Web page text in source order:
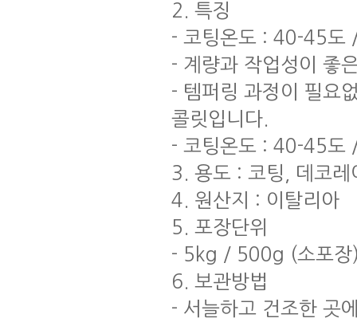
2. 특징
- 코팅온도 : 40-45도
- 계량과 작업성이 좋
- 템퍼링 과정이 필요
콜릿입니다.
- 코팅온도 : 40-45도
3. 용도 : 코팅, 데코레
4. 원산지 : 이탈리아
5. 포장단위
- 5kg / 500g (소포장
6. 보관방법
- 서늘하고 건조한 곳